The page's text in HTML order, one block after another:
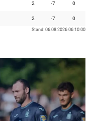
2 -7 0
2 -7 0
Stand: 06.08.2026 06:10:00